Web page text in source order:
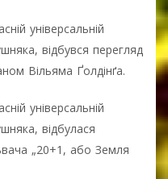
універсальній
відбувся перегляд
Вільяма Ґолдінґа.
універсальній
відбулася
„20+1, або Земля